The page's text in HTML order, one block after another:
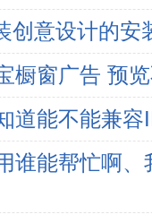
创意设计的安
橱窗广告 预
道能不能兼容
谁能帮忙啊、